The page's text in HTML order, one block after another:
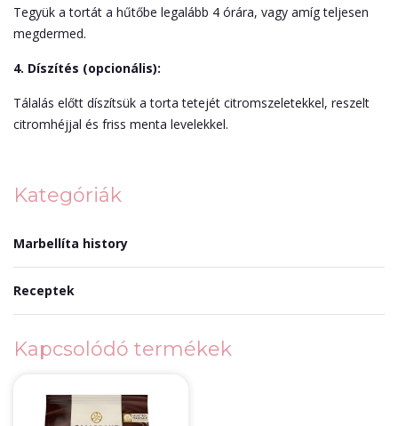
Tegyük a tortát a hűtőbe legalább 4 órára, vagy amíg teljesen
megdermed.
4. Díszítés (opcionális):
Tálalás előtt díszítsük a torta tetejét citromszeletekkel, reszelt
citromhéjjal és friss menta levelekkel.
Kategóriák
Marbellíta history
Receptek
Kapcsolódó termékek